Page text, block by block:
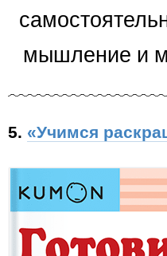
мышление и
5. «Учимся